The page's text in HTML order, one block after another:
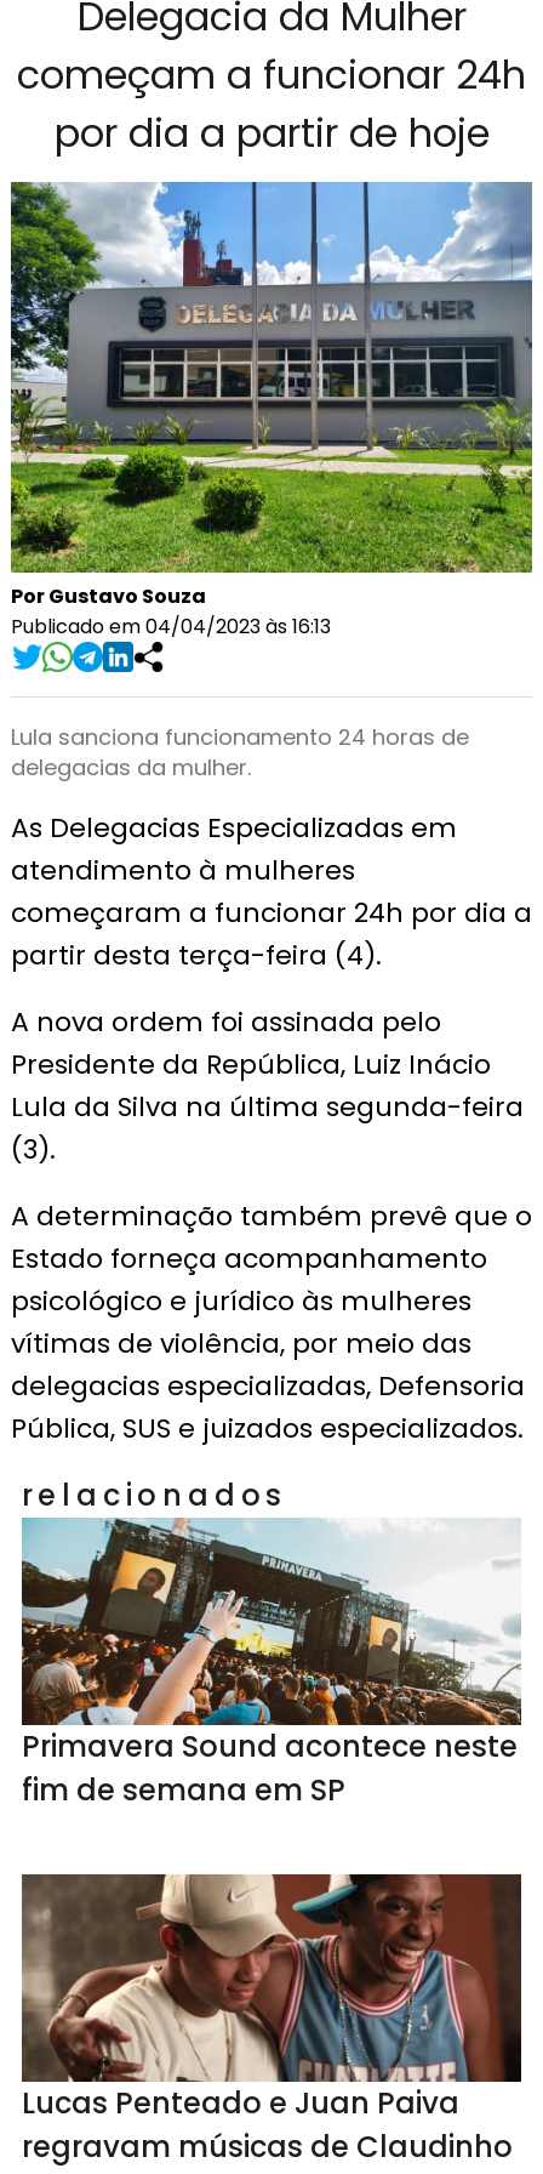
Delegacia da Mulher
começam a funcionar 24h
por dia a partir de hoje
Por Gustavo Souza
Publicado em 04/04/2023 às 16:13
Lula sanciona funcionamento 24 horas de
delegacias da mulher.
As Delegacias Especializadas em
atendimento à mulheres
começaram a funcionar 24h por dia a
partir desta terça-feira (4).
A nova ordem foi assinada pelo
Presidente da República, Luiz Inácio
Lula da Silva na última segunda-feira
(3).
A determinação também prevê que o
Estado forneça acompanhamento
psicológico e jurídico às mulheres
vítimas de violência, por meio das
delegacias especializadas, Defensoria
Pública, SUS e juizados especializados.
relacionados
Primavera Sound acontece neste
fim de semana em SP
Lucas Penteado e Juan Paiva
regravam músicas de Claudinho